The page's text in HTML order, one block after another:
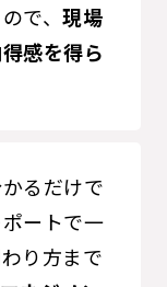
で、現場
感を得ら
るだけで
ートで一
り方まで